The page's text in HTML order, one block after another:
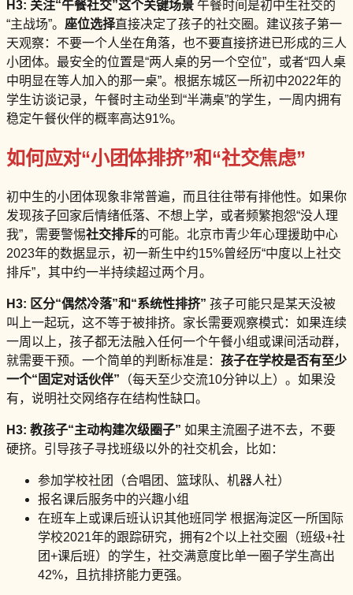
H3: 关注“午餐社交”这个关键场景 午餐时间是初中生社交的
“主战场”。 座位选择直接决定了孩子的社交圈。建议孩子第一
天观察：不要一个人坐在角落，也不要直接挤进已形成的三人
小团体。最安全的位置是“两人桌的另一个空位”，或者“四人桌
中明显在等人加入的那一桌”。根据东城区一所初中2022年的
学生访谈记录，午餐时主动坐到“半满桌”的学生，一周内拥有
稳定午餐伙伴的概率高达91%。
如何应对“小团体排挤”和“社交焦虑”
初中生的小团体现象非常普遍，而且往往带有排他性。如果你
发现孩子回家后情绪低落、不想上学，或者频繁抱怨“没人理
我”，需要警惕社交排斥的可能。北京市青少年心理援助中心
2023年的数据显示，初一新生中约15%曾经历“中度以上社交
排斥”，其中约一半持续超过两个月。
H3: 区分“偶然冷落”和“系统性排挤” 孩子可能只是某天没被
叫上一起玩，这不等于被排挤。家长需要观察模式：如果连续
一周以上，孩子都无法融入任何一个午餐小组或课间活动群，
就需要干预。一个简单的判断标准是： 孩子在学校是否有至少
一个“固定对话伙伴” （每天至少交流10分钟以上）。如果没
有，说明社交网络存在结构性缺口。
H3: 教孩子“主动构建次级圈子” 如果主流圈子进不去，不要
硬挤。引导孩子寻找班级以外的社交机会，比如：
参加学校社团（合唱团、篮球队、机器人社）
报名课后服务中的兴趣小组
在班车上或课后班认识其他班同学 根据海淀区一所国际
学校2021年的跟踪研究，拥有2个以上社交圈（班级+社
团+课后班）的学生，社交满意度比单一圈子学生高出
42%，且抗排挤能力更强。